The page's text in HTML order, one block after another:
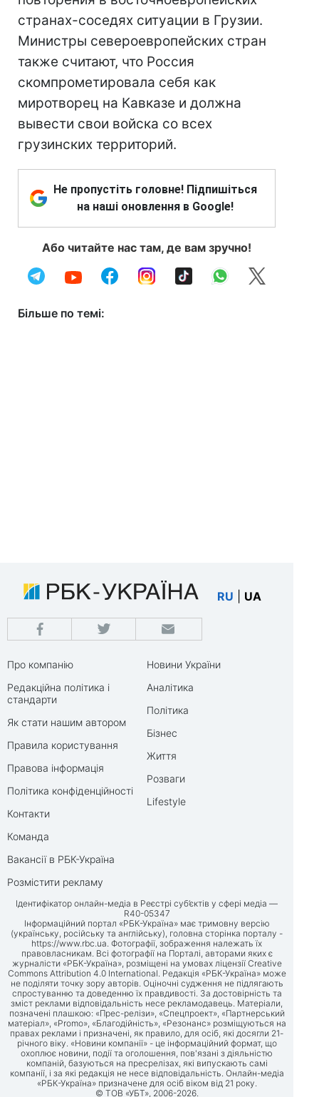
странах-соседях ситуации в Грузии.
Министры североевропейских стран
также считают, что Россия
скомпрометировала себя как
миротворец на Кавказе и должна
вывести свои войска со всех
грузинских территорий.
Не пропустіть головне! Підпишіться
на наші оновлення в Google!
Або читайте нас там, де вам зручно!
Більше по темі:
RU UA
Про компанію
Редакційна політика і
стандарти
Як стати нашим автором
Правила користування
Правова інформація
Політика конфіденційності
Контакти
Команда
Вакансії в РБК-Україна
Розмістити рекламу
Новини України
Аналітика
Політика
Бізнес
Життя
Розваги
Lifestyle
Ідентифікатор онлайн-медіа в Реєстрі суб’єктів у сфері медіа —
R40-05347
Інформаційний портал «РБК-Україна» має тримовну версію
(українську, російську та англійську), головна сторінка порталу -
https://www.rbc.ua. Фотографії, зображення належать їх
правовласникам. Всі фотографії на Порталі, авторами яких є
журналісти «РБК-Україна», розміщені на умовах ліцензії Creative
Commons Attribution 4.0 International. Редакція «РБК-Україна» може
не поділяти точку зору авторів. Оціночні судження не підлягають
спростуванню та доведенню їх правдивості. За достовірність та
зміст реклами відповідальність несе рекламодавець. Матеріали,
позначені плашкою: «Прес-релізи», «Спецпроект», «Партнерський
матеріал», «Promo», «Благодійність», «Резонанс» розміщуються на
правах реклами і призначені, як правило, для осіб, які досягли 21-
річного віку. «Новини компанії» - це інформаційний формат, що
охоплює новини, події та оголошення, пов'язані з діяльністю
компаній, базуються на пресрелізах, які випускають самі
компанії, і за які редакція не несе відповідальність. Онлайн-медіа
«РБК-Україна» призначене для осіб віком від 21 року.
© ТОВ «УБТ», 2006-2026.